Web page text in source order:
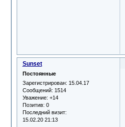
Sunset
Постоянные
Зарегистрирован: 15.04.17
Сообщений: 1514
Уважение: +14
Позитив: 0
Последний визит:
15.02.20 21:13